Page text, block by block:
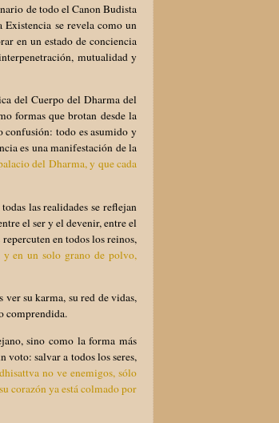
de todo el Canon Budista
se revela como un
en un estado de conciencia
mutualidad y
del Cuerpo del Dharma del
formas que brotan desde la
todo es asumido y
es una manifestación de la
del Dharma, y que cada
las realidades se reflejan
el ser y el devenir, entre el
en todos los reinos,
y en un solo grano de polvo,
su karma, su red de vidas,
comprendida.
sino como la forma más
voto: salvar a todos los seres,
no ve enemigos, sólo
corazón ya está colmado por